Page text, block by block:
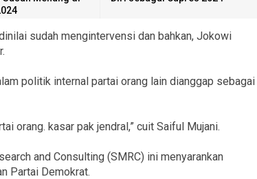
sudah mengintervensi dan bahkan, Jokowi
politik internal partai orang lain dianggap sebagai
orang. kasar pak jendral,” cuit Saiful Mujani.
and Consulting (SMRC) ini menyarankan
Partai Demokrat.